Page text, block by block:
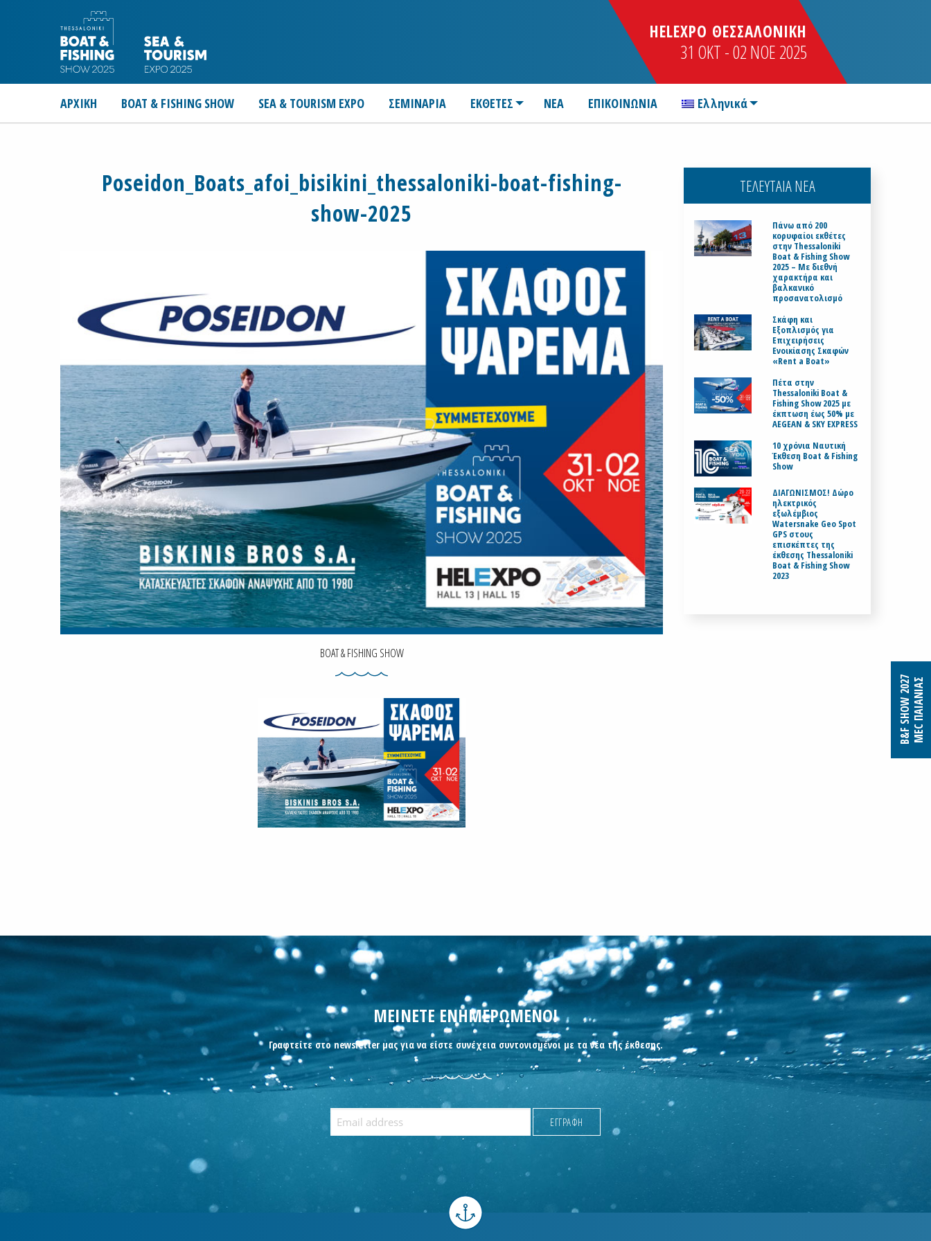
HELEXPO ΘΕΣΣΑΛΟΝΙΚΗ
31 OKT - 02 NOE 2025
ΑΡΧΙΚΗ BOAT & FISHING SHOW SEA & TOURISM EXPO ΣΕΜΙΝΑΡΙΑ ΕΚΘΕΤΕΣ ΝΕΑ ΕΠΙΚΟΙΝΩΝΙΑ Ελληνικά
Poseidon_Boats_afoi_bisikini_thessaloniki-boat-fishing-
show-2025
BOAT & FISHING SHOW
ΤΕΛΕΥΤΑΙΑ ΝΕΑ
Πάνω από 200
κορυφαίοι εκθέτες
στην Thessaloniki
Boat & Fishing Show
2025 – Με διεθνή
χαρακτήρα και
βαλκανικό
προσανατολισμό
Σκάφη και
Εξοπλισμός για
Επιχειρήσεις
Ενοικίασης Σκαφών
«Rent a Boat»
Πέτα στην
Thessaloniki Boat &
Fishing Show 2025 με
έκπτωση έως 50% με
AEGEAN & SKY EXPRESS
10 χρόνια Ναυτική
Έκθεση Boat & Fishing
Show
ΔΙΑΓΩΝΙΣΜΟΣ! Δώρο
ηλεκτρικός
εξωλέμβιος
Watersnake Geo Spot
GPS στους
επισκέπτες της
έκθεσης Thessaloniki
Boat & Fishing Show
2023
B&F SHOW 2027MEC ΠΑΙΑΝΙΑΣ
ΜΕΙΝΕΤΕ ΕΝΗΜΕΡΩΜΕΝΟΙ
Γραφτείτε στο newsletter μας για να είστε συνέχεια συντονισμένοι με τα νέα της έκθεσης.